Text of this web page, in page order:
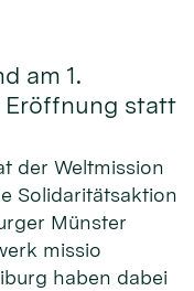
am 1.
Eröffnung statt
der Weltmission
Solidaritätsaktion
Münster
missio
haben dabei